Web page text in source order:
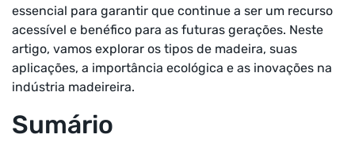
essencial para garantir que continue a ser um recurso
acessível e benéfico para as futuras gerações. Neste
artigo, vamos explorar os tipos de madeira, suas
aplicações, a importância ecológica e as inovações na
indústria madeireira.
Sumário